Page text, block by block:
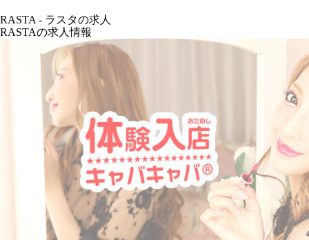
RASTA - ラスタの求人
RASTAの求人情報